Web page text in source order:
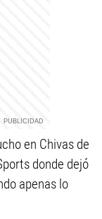
en Chivas de
donde dejó
apenas lo